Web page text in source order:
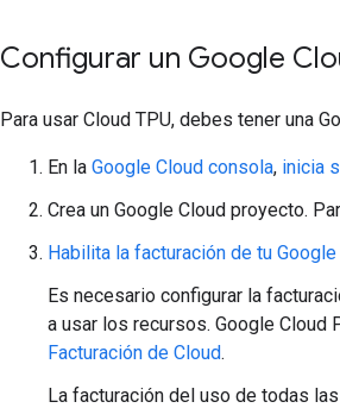
Configurar un Google
Para usar Cloud TPU, debes tener una
En la Google Cloud consola, inicia
Crea un Google Cloud proyecto.
Habilita la facturación de tu
Es necesario configurar la
a usar los recursos. Google Cloud
Facturación de Cloud.
La facturación del uso de todas